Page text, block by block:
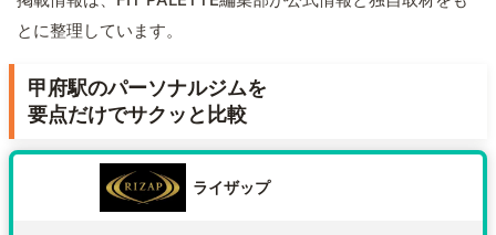
とに整理しています。
甲府駅のパーソナルジムを
要点だけでサクッと比較
ライザップ